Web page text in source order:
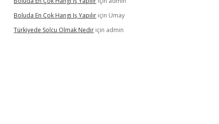
Boluda En Çok Hangi Iş Yapılır için Umay
Türkiyede Solcu Olmak Nedir için admin